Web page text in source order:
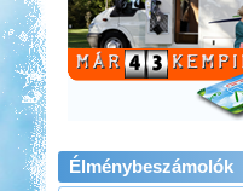
Élménybeszámolók